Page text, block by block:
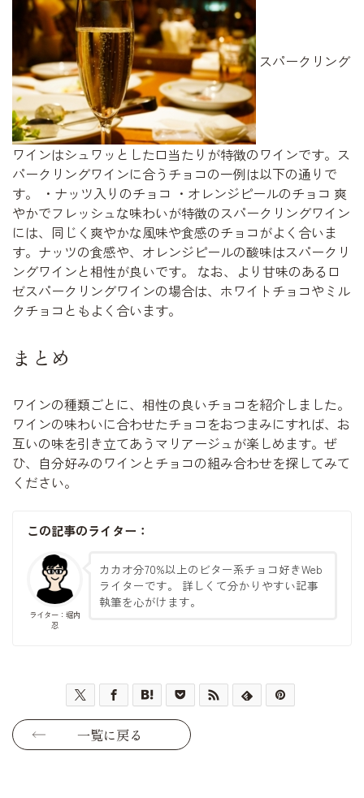
スパークリング
ワインはシュワッとした口当たりが特徴のワインです。ス
パークリングワインに合うチョコの一例は以下の通りで
す。 ・ナッツ入りのチョコ ・オレンジピールのチョコ 爽
やかでフレッシュな味わいが特徴のスパークリングワイン
には、同じく爽やかな風味や食感のチョコがよく合いま
す。ナッツの食感や、オレンジピールの酸味はスパークリ
ングワインと相性が良いです。 なお、より甘味のあるロ
ゼスパークリングワインの場合は、ホワイトチョコやミル
クチョコともよく合います。
まとめ
ワインの種類ごとに、相性の良いチョコを紹介しました。
ワインの味わいに合わせたチョコをおつまみにすれば、お
互いの味を引き立てあうマリアージュが楽しめます。ぜ
ひ、自分好みのワインとチョコの組み合わせを探してみて
ください。
この記事のライター：
ライター：堀内
忍
カカオ分70%以上のビター系チョコ好きWeb
ライターです。 詳しくて分かりやすい記事
執筆を心がけます。
一覧に戻る